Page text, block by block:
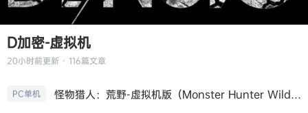
D加密-虚拟机
20小时前更新 · 116篇文章
PC单机 怪物猎人：荒野-虚拟机版（Monster Hunter Wilds HYPERVISOR）免安装中文版